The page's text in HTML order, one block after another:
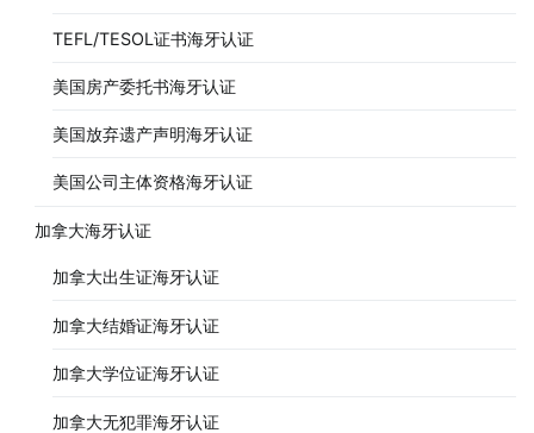
TEFL/TESOL证书海牙认证
美国房产委托书海牙认证
美国放弃遗产声明海牙认证
美国公司主体资格海牙认证
加拿大海牙认证
加拿大出生证海牙认证
加拿大结婚证海牙认证
加拿大学位证海牙认证
加拿大无犯罪海牙认证